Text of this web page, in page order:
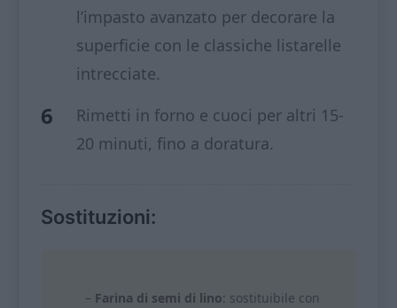
l’impasto avanzato per decorare la
superficie con le classiche listarelle
intrecciate.
Rimetti in forno e cuoci per altri 15-
20 minuti, fino a doratura.
Sostituzioni:
– Farina di semi di lino: sostituibile con